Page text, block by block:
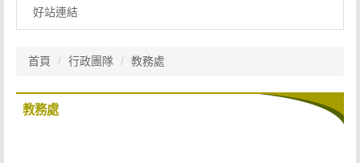
好站連結
首頁 行政團隊 教務處
教務處